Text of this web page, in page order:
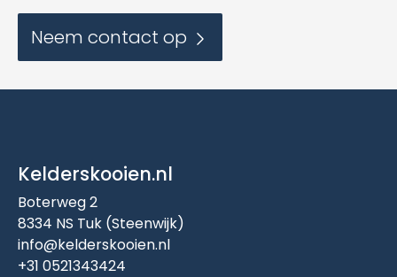
Neem contact op
Kelderskooien.nl
Boterweg 2
8334 NS Tuk (Steenwijk)
info@kelderskooien.nl
+31 0521343424